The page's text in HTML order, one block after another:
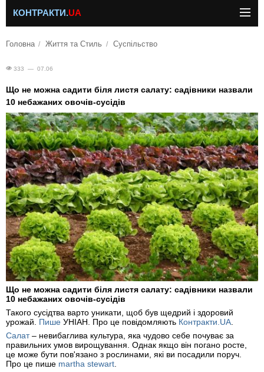
КОНТРАКТИ.UA
Головна Життя та Стиль Суспільство
333 — 07.06
Що не можна садити біля листя салату: садівники назвали
10 небажаних овочів-сусідів
Що не можна садити біля листя салату: садівники назвали
10 небажаних овочів-сусідів
Такого сусідтва варто уникати, щоб був щедрий і здоровий
урожай. Пише УНІАН. Про це повідомляють Контракти.UA.
Салат– невибаглива культура, яка чудово себе почуває за
правильних умов вирощування. Однак якщо він погано росте,
це може бути пов'язано з рослинами, які ви посадили поруч.
Про це пише martha stewart.